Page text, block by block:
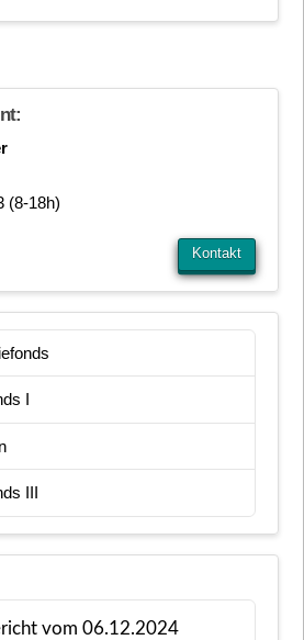
(8-18h)
Kontakt
I
III
vom 06.12.2024